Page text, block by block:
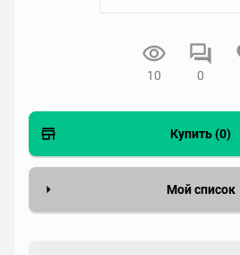
10 0
Купить (0)
Мой список